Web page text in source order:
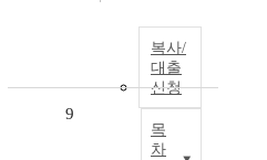
복사/
대출
신청
목
차
9